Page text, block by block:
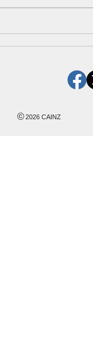
©2026 CAINZ